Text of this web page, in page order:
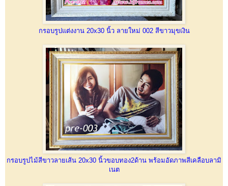
กรอบรูปแต่งงาน 20x30 นิ้ว ลายใหม่ 002 สีขาวมุขเงิน
กรอบรูปไม้สีขาวลายเส้น 20x30 นิ้วขอบทอง2ด้าน พร้อมอัดภาพสีเคลือบลามิ
เนต